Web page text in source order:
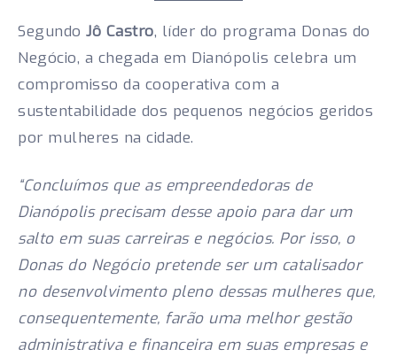
Segundo Jô Castro, líder do programa Donas do
Negócio, a chegada em Dianópolis celebra um
compromisso da cooperativa com a
sustentabilidade dos pequenos negócios geridos
por mulheres na cidade.
“Concluímos que as empreendedoras de
Dianópolis precisam desse apoio para dar um
salto em suas carreiras e negócios. Por isso, o
Donas do Negócio pretende ser um catalisador
no desenvolvimento pleno dessas mulheres que,
consequentemente, farão uma melhor gestão
administrativa e financeira em suas empresas e